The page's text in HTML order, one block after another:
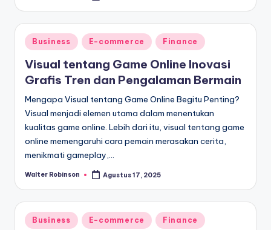
Posted
in
Business E-commerce Finance
Visual tentang Game Online Inovasi
Grafis Tren dan Pengalaman Bermain
Mengapa Visual tentang Game Online Begitu Penting?
Visual menjadi elemen utama dalam menentukan
kualitas game online. Lebih dari itu, visual tentang game
online memengaruhi cara pemain merasakan cerita,
menikmati gameplay,…
Posted
Walter Robinson Agustus 17, 2025
Posted
Business E-commerce Finance